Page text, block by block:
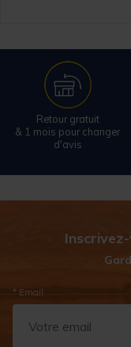
Retour gratuit
& 1 mois pour changer
d'avis
* Email